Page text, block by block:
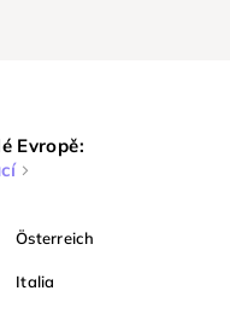
Evropě:
Österreich
Italia